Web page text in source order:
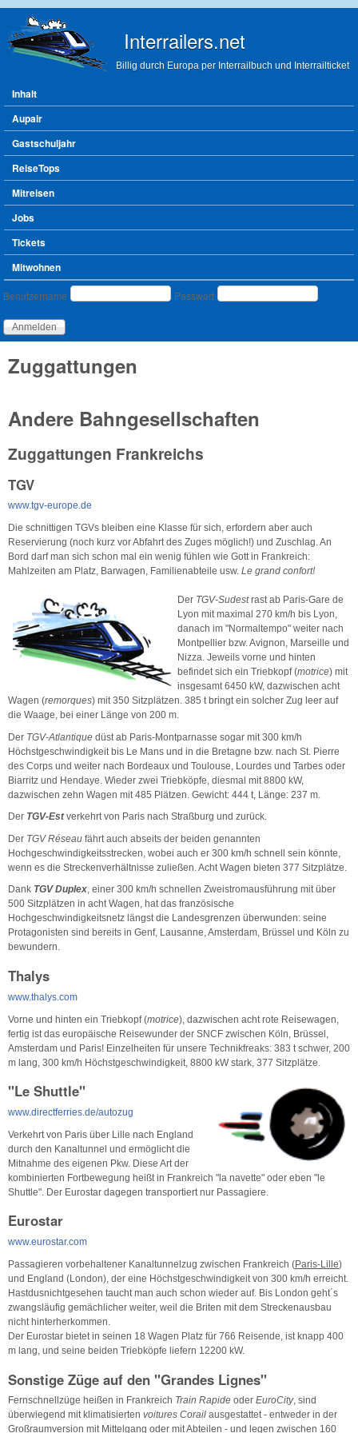
Interrailers.net
Billig durch Europa per Interrailbuch und Interrailticket
Hauptmenü
Inhalt
Aupair
Gastschuljahr
ReiseTops
Mitreisen
Jobs
Tickets
Mitwohnen
Benutzeranmeldung
Benutzername Passwort
Zuggattungen
Andere Bahngesellschaften
Zuggattungen Frankreichs
TGV
www.tgv-europe.de
Die schnittigen TGVs bleiben eine Klasse für sich, erfordern aber auch
Reservierung (noch kurz vor Abfahrt des Zuges möglich!) und Zuschlag. An
Bord darf man sich schon mal ein wenig fühlen wie Gott in Frankreich:
Mahlzeiten am Platz, Barwagen, Familienabteile usw. Le grand confort!
Der TGV-Sudestrast ab Paris-Gare de
Lyon mit maximal 270 km/h bis Lyon,
danach im "Normaltempo" weiter nach
Montpellier bzw. Avignon, Marseille und
Nizza. Jeweils vorne und hinten
befindet sich ein Triebkopf (motrice) mit
insgesamt 6450 kW, dazwischen acht
Wagen (remorques) mit 350 Sitzplätzen. 385 t bringt ein solcher Zug leer auf
die Waage, bei einer Länge von 200 m.
Der TGV-Atlantique düst ab Paris-Montparnasse sogar mit 300 km/h
Höchstgeschwindigkeit bis Le Mans und in die Bretagne bzw. nach St. Pierre
des Corps und weiter nach Bordeaux und Toulouse, Lourdes und Tarbes oder
Biarritz und Hendaye. Wieder zwei Triebköpfe, diesmal mit 8800 kW,
dazwischen zehn Wagen mit 485 Plätzen. Gewicht: 444 t, Länge: 237 m.
Der TGV-Estverkehrt von Paris nach Straßburg und zurück.
Der TGV Réseau fährt auch abseits der beiden genannten
Hochgeschwindigkeitsstrecken, wobei auch er 300 km/h schnell sein könnte,
wenn es die Streckenverhältnisse zuließen. Acht Wagen bieten 377 Sitzplätze.
Dank TGV Duplex, einer 300 km/h schnellen Zweistromausführung mit über
500 Sitzplätzen in acht Wagen, hat das französische
Hochgeschwindigkeitsnetz längst die Landesgrenzen überwunden: seine
Protagonisten sind bereits in Genf, Lausanne, Amsterdam, Brüssel und Köln zu
bewundern.
Thalys
www.thalys.com
Vorne und hinten ein Triebkopf (motrice), dazwischen acht rote Reisewagen,
fertig ist das europäische Reisewunder der SNCF zwischen Köln, Brüssel,
Amsterdam und Paris! Einzelheiten für unsere Technikfreaks: 383 t schwer, 200
m lang, 300 km/h Höchstgeschwindigkeit, 8800 kW stark, 377 Sitzplätze.
"Le Shuttle"
www.directferries.de/autozug
Verkehrt von Paris über Lille nach England
durch den Kanaltunnel und ermöglicht die
Mitnahme des eigenen Pkw. Diese Art der
kombinierten Fortbewegung heißt in Frankreich "la navette" oder eben "le
Shuttle". Der Eurostar dagegen transportiert nur Passagiere.
Eurostar
www.eurostar.com
Passagieren vorbehaltener Kanaltunnelzug zwischen Frankreich (Paris-Lille)
und England (London), der eine Höchstgeschwindigkeit von 300 km/h erreicht.
Hastdusnichtgesehen taucht man auch schon wieder auf. Bis London geht´s
zwangsläufig gemächlicher weiter, weil die Briten mit dem Streckenausbau
nicht hinterherkommen.
Der Eurostar bietet in seinen 18 Wagen Platz für 766 Reisende, ist knapp 400
m lang, und seine beiden Triebköpfe liefern 12200 kW.
Sonstige Züge auf den "Grandes Lignes"
Fernschnellzüge heißen in Frankreich Train Rapide oder EuroCity, sind
überwiegend mit klimatisierten voitures Corail ausgestattet - entweder in der
Großraumversion mit Mittelgang oder mit Abteilen - und legen zwischen 160